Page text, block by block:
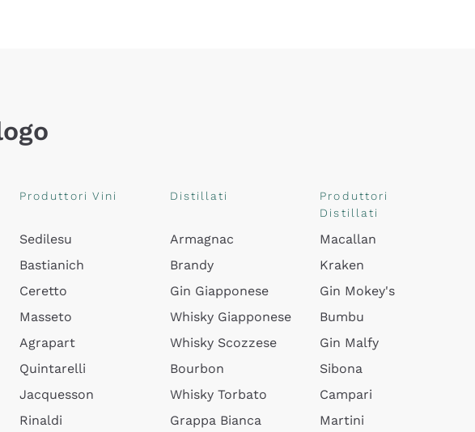
Produttori Vini
Sedilesu
Bastianich
Ceretto
Masseto
Agrapart
Quintarelli
Jacquesson
Rinaldi
Distillati
Armagnac
Brandy
Gin Giapponese
Whisky Giapponese
Whisky Scozzese
Bourbon
Whisky Torbato
Grappa Bianca
Produttori
Distillati
Macallan
Kraken
Gin Mokey's
Bumbu
Gin Malfy
Sibona
Campari
Martini